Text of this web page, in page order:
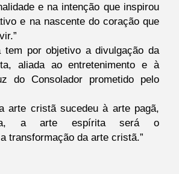
e na intenção que inspirou
e na nascente do coração que
tem por objetivo a divulgação da
aliada ao entretenimento e à
do Consolador prometido pelo
arte cristã sucedeu à arte pagã,
a, a arte espírita será o
transformação da arte cristã.”